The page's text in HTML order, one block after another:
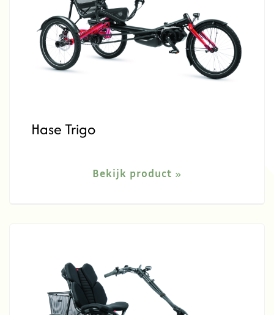
Hase Trigo
Bekijk product